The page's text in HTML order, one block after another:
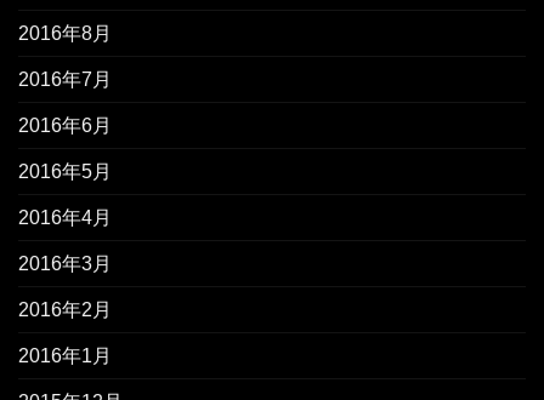
2016年8月
2016年7月
2016年6月
2016年5月
2016年4月
2016年3月
2016年2月
2016年1月